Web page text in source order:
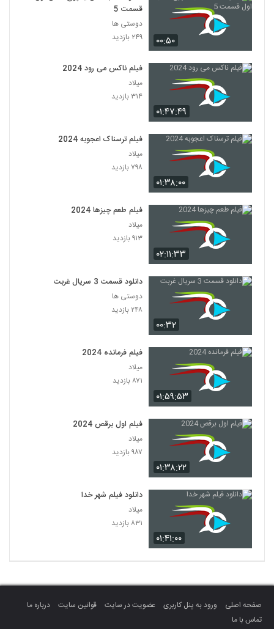
۰۰:۵۰
قسمت 5
دوستی ها
۲۴۹ بازدید
۰۱:۴۷:۴۹
فیلم ناکس می رود 2024
میلاد
۳۱۴ بازدید
۰۱:۳۸:۰۰
فیلم ترسناک اعجوبه 2024
میلاد
۷۹۸ بازدید
۰۲:۱۱:۳۳
فیلم طعم چیزها 2024
میلاد
۹۱۳ بازدید
۰۰:۳۲
دانلود قسمت 3 سریال غربت
دوستی ها
۲۴۸ بازدید
۰۱:۵۹:۵۳
فیلم فرمانده 2024
میلاد
۸۷۱ بازدید
۰۱:۳۸:۲۲
فیلم اول برقص 2024
میلاد
۹۸۷ بازدید
۰۱:۴۱:۰۰
دانلود فیلم شهر خدا
میلاد
۸۳۱ بازدید
صفحه اصلی ورود به پنل کاربری عضویت در سایت قوانین سایت
درباره ما
تماس با ما